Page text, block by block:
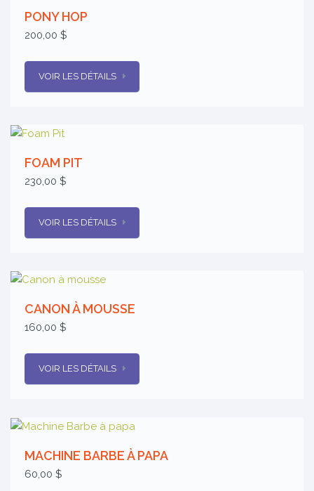
PONY HOP
200,00 $
VOIR LES DÉTAILS
FOAM PIT
230,00 $
VOIR LES DÉTAILS
CANON À MOUSSE
160,00 $
VOIR LES DÉTAILS
MACHINE BARBE À PAPA
60,00 $